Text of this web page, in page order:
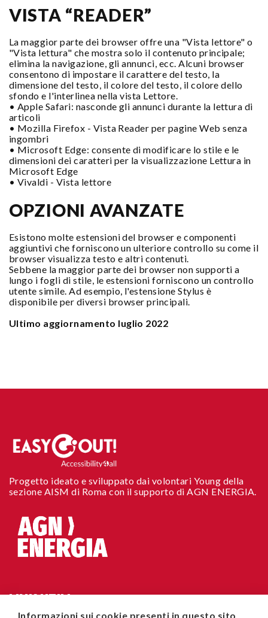
VISTA “READER”
La maggior parte dei browser offre una "Vista lettore" o
"Vista lettura" che mostra solo il contenuto principale;
elimina la navigazione, gli annunci, ecc. Alcuni browser
consentono di impostare il carattere del testo, la
dimensione del testo, il colore del testo, il colore dello
sfondo e l'interlinea nella vista Lettore.
• Apple Safari: nasconde gli annunci durante la lettura di
articoli
• Mozilla Firefox - Vista Reader per pagine Web senza
ingombri
• Microsoft Edge: consente di modificare lo stile e le
dimensioni dei caratteri per la visualizzazione Lettura in
Microsoft Edge
• Vivaldi - Vista lettore
OPZIONI AVANZATE
Esistono molte estensioni del browser e componenti
aggiuntivi che forniscono un ulteriore controllo su come il
browser visualizza testo e altri contenuti.
Sebbene la maggior parte dei browser non supporti a
lungo i fogli di stile, le estensioni forniscono un controllo
utente simile. Ad esempio, l'estensione Stylus è
disponibile per diversi browser principali.
Ultimo aggiornamento luglio 2022
Progetto ideato e sviluppato dai volontari Young della
sezione AISM di Roma con il supporto di AGN ENERGIA.
LINK UTILI
Informazioni sui cookie presenti in questo sito